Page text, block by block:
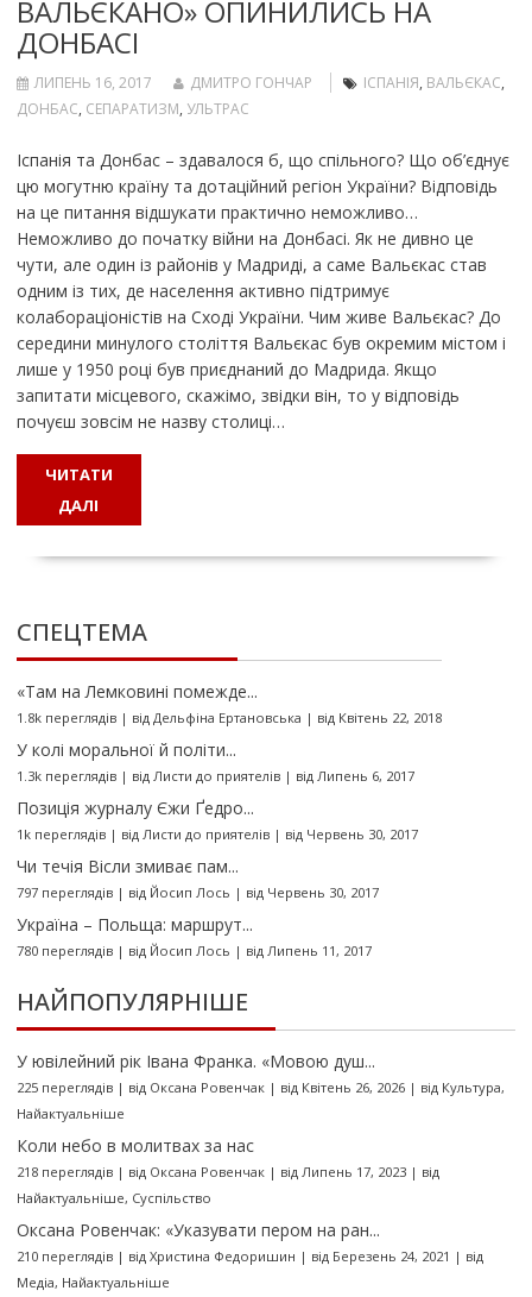
ВАЛЬЄКАНО» ОПИНИЛИСЬ НА
ДОНБАСІ
ЛИПЕНЬ 16, 2017 ДМИТРО ГОНЧАР ІСПАНІЯ, ВАЛЬЄКАС,
ДОНБАС, СЕПАРАТИЗМ, УЛЬТРАС
Іспанія та Донбас – здавалося б, що спільного? Що об’єднує
цю могутню країну та дотаційний регіон України? Відповідь
на це питання відшукати практично неможливо…
Неможливо до початку війни на Донбасі. Як не дивно це
чути, але один із районів у Мадриді, а саме Вальєкас став
одним із тих, де населення активно підтримує
колабораціоністів на Сході України. Чим живе Вальєкас? До
середини минулого століття Вальєкас був окремим містом і
лише у 1950 році був приєднаний до Мадрида. Якщо
запитати місцевого, скажімо, звідки він, то у відповідь
почуєш зовсім не назву столиці…
ЧИТАТИ
ДАЛІ
СПЕЦТЕМА
«Там на Лемковині помежде...
1.8k переглядів| від Дельфіна Ертановська | від Квітень 22, 2018
У колі моральної й політи...
1.3k переглядів| від Листи до приятелів| від Липень 6, 2017
Позиція журналу Єжи Ґедро...
1k переглядів| від Листи до приятелів| від Червень 30, 2017
Чи течія Вісли змиває пам...
797 переглядів| від Йосип Лось | від Червень 30, 2017
Україна – Польща: маршрут...
780 переглядів| від Йосип Лось | від Липень 11, 2017
НАЙПОПУЛЯРНІШЕ
У ювілейний рік Івана Франка. «Мовою душ...
225 переглядів| від Оксана Ровенчак| від Квітень 26, 2026| від Культура,
Найактуальніше
Коли небо в молитвах за нас
218 переглядів| від Оксана Ровенчак| від Липень 17, 2023| від
Найактуальніше, Суспільство
Оксана Ровенчак: «Указувати пером на ран...
210 переглядів| від Христина Федоришин | від Березень 24, 2021 | від
Медіа, Найактуальніше